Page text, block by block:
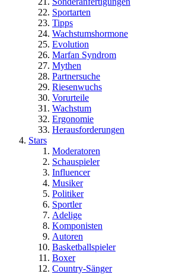
Sportarten
Tipps
Wachstumshormone
Evolution
Marfan Syndrom
Mythen
Partnersuche
Riesenwuchs
Vorurteile
Wachstum
Ergonomie
Herausforderungen
Stars
Moderatoren
Schauspieler
Influencer
Musiker
Politiker
Sportler
Adelige
Komponisten
Autoren
Basketballspieler
Boxer
Country-Sänger